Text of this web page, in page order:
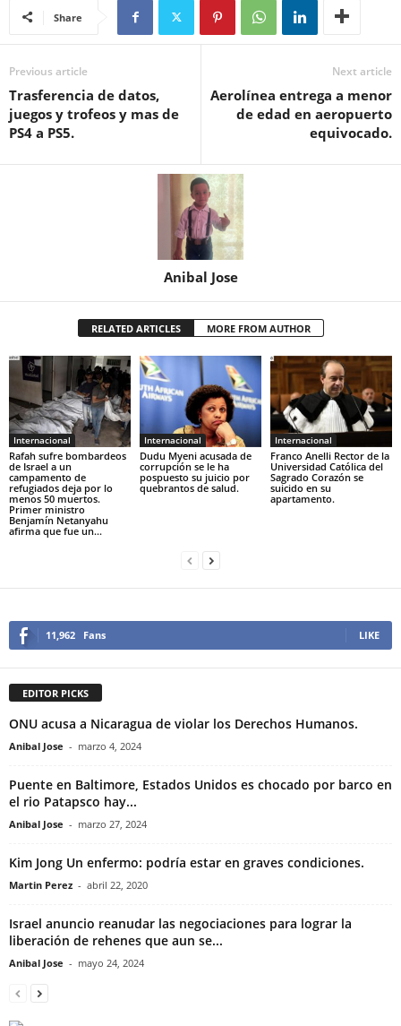
Share
Previous article
Trasferencia de datos,
juegos y trofeos y mas de
PS4 a PS5.
Next article
Aerolínea entrega a menor
de edad en aeropuerto
equivocado.
Anibal Jose
RELATED ARTICLES MORE FROM AUTHOR
Internacional
Rafah sufre bombardeos
de Israel a un
campamento de
refugiados deja por lo
menos 50 muertos.
Primer ministro
Benjamín Netanyahu
afirma que fue un...
Internacional
Dudu Myeni acusada de
corrupción se le ha
pospuesto su juicio por
quebrantos de salud.
Internacional
Franco Anelli Rector de la
Universidad Católica del
Sagrado Corazón se
suicido en su
apartamento.
11,962 Fans LIKE
EDITOR PICKS
ONU acusa a Nicaragua de violar los Derechos Humanos.
Anibal Jose - marzo 4, 2024
Puente en Baltimore, Estados Unidos es chocado por barco en
el rio Patapsco hay...
Anibal Jose - marzo 27, 2024
Kim Jong Un enfermo: podría estar en graves condiciones.
Martin Perez - abril 22, 2020
Israel anuncio reanudar las negociaciones para lograr la
liberación de rehenes que aun se...
Anibal Jose - mayo 24, 2024